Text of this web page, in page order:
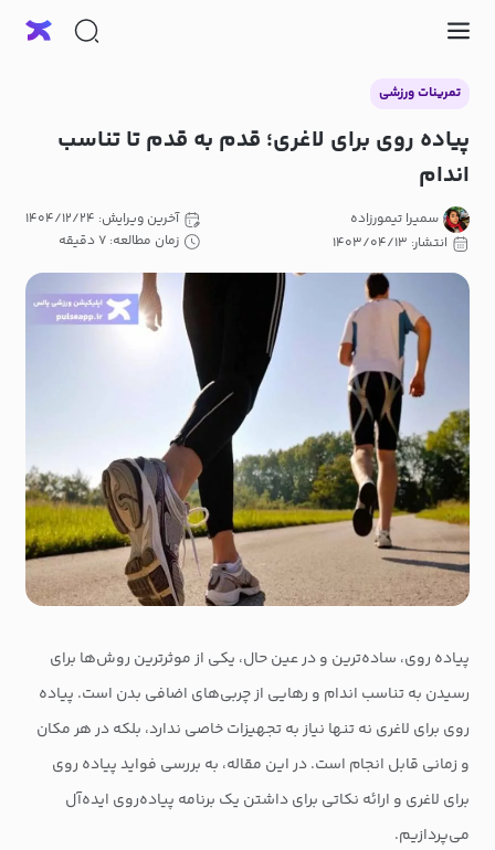
تمرینات ورزشی
پیاده روی برای لاغری؛ قدم به قدم تا تناسب
اندام
سمیرا تیمورزاده
انتشار: ۱۴۰۳/۰۴/۱۳
آخرین ویرایش: ۱۴۰۴/۱۲/۲۴
زمان مطالعه: ۷ دقیقه
پیاده روی، ساده‌ترین و در عین حال، یکی از موثرترین روش‌ها برای
رسیدن به تناسب اندام و رهایی از چربی‌های اضافی بدن است. پیاده
روی برای لاغری نه تنها نیاز به تجهیزات خاصی ندارد، بلکه در هر مکان
و زمانی قابل انجام است. در این مقاله، به بررسی فواید پیاده روی
برای لاغری و ارائه نکاتی برای داشتن یک برنامه پیاده‌روی ایده‌آل
می‌پردازیم.